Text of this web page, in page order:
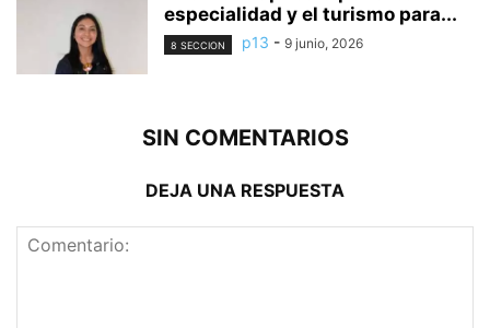
especialidad y el turismo para...
8 SECCION p13 - 9 junio, 2026
SIN COMENTARIOS
DEJA UNA RESPUESTA